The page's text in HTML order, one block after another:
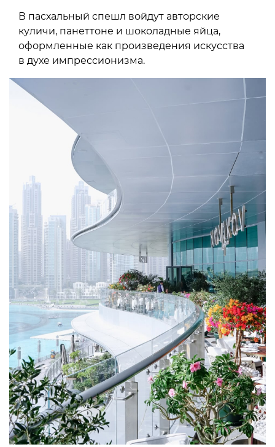
В пасхальный спешл войдут авторские
куличи, панеттоне и шоколадные яйца,
оформленные как произведения искусства
в духе импрессионизма.